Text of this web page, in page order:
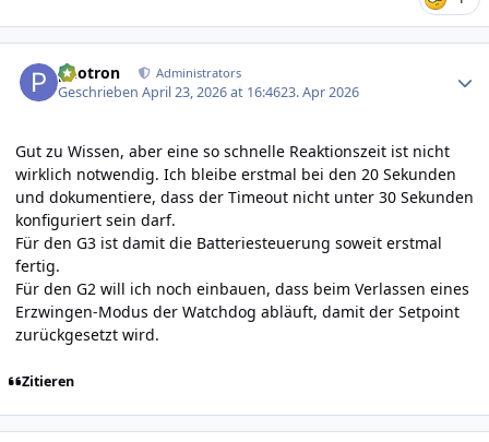
photron Administrators
GeschriebenApril 23, 2026 at 16:4623. Apr 2026
Gut zu Wissen, aber eine so schnelle Reaktionszeit ist nicht
wirklich notwendig. Ich bleibe erstmal bei den 20 Sekunden
und dokumentiere, dass der Timeout nicht unter 30 Sekunden
konfiguriert sein darf.
Für den G3 ist damit die Batteriesteuerung soweit erstmal
fertig.
Für den G2 will ich noch einbauen, dass beim Verlassen eines
Erzwingen-Modus der Watchdog abläuft, damit der Setpoint
zurückgesetzt wird.
Zitieren